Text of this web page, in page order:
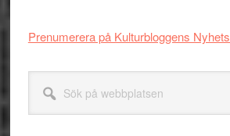
Prenumerera på Kulturbloggens
webbplatsen